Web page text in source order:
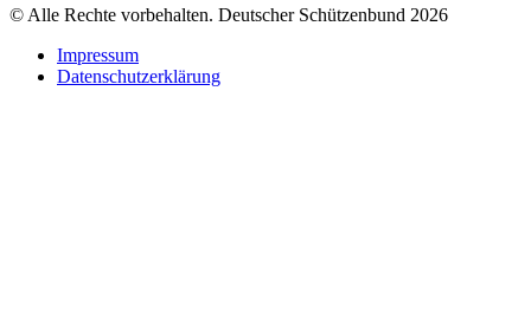
© Alle Rechte vorbehalten. Deutscher Schützenbund 2026
Impressum
Datenschutzerklärung